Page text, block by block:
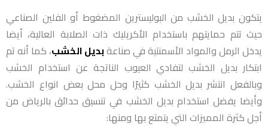
يتكون بديل الخشب من البوليسترين المضغوط أو الفلين الصناعي
حيث تتم حمايتهم باستخدام الأكريليك ذات الصلابة العالية، أيضا
يدخل الرمل والمواد الأسمنتية في صناعةبديل الخشب، كما أنه تم
ابتكار بديل الخشب لتفادي العيوب الناتجة عن استخدام الخشب
وبالفعل انتشر بديل الخشب كثيرًا وحل محل بعض انواع الخشب.
وأيضا يفضل استخدام بديل الخشب في تنسيق حدائق بالرياض من
أجل كثرة المميزات التي يتمتع بها ومنها: